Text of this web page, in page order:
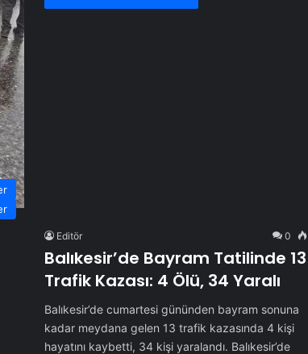
Editör 0
Balıkesir’de Bayram Tatilinde 13
Trafik Kazası: 4 Ölü, 34 Yaralı
Balıkesir’de cumartesi gününden bayram sonuna
kadar meydana gelen 13 trafik kazasında 4 kişi
hayatını kaybetti, 34 kişi yaralandı. Balıkesir’de